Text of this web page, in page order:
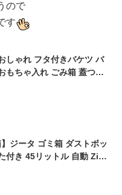
ので
す
しゃれ フタ付きバケツ バ
もちゃ入れ ごみ箱 蓋つき
れ 収納ボックス 北欧 八幡
倍 送料無料】［ omnioutil
】ジータ ゴミ箱 ダストボッ
付き 45リットル 自動 ZitA